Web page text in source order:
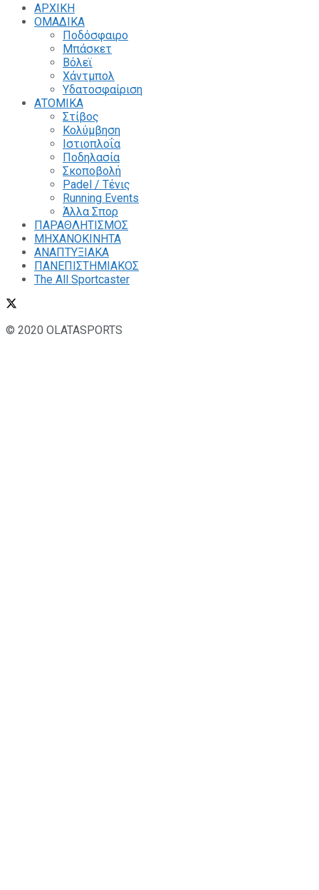
ΑΡΧΙΚΗ
ΟΜΑΔΙΚΑ
Ποδόσφαιρο
Μπάσκετ
Βόλεϊ
Χάντμπολ
Υδατοσφαίριση
ΑΤΟΜΙΚΑ
Στίβος
Κολύμβηση
Ιστιοπλοΐα
Ποδηλασία
Σκοποβολή
Padel / Τένις
Running Events
Άλλα Σπορ
ΠΑΡΑΘΛΗΤΙΣΜΟΣ
ΜΗΧΑΝΟΚΙΝΗΤΑ
ΑΝΑΠΤΥΞΙΑΚΑ
ΠΑΝΕΠΙΣΤΗΜΙΑΚΟΣ
The All Sportcaster
© 2020 OLATASPORTS